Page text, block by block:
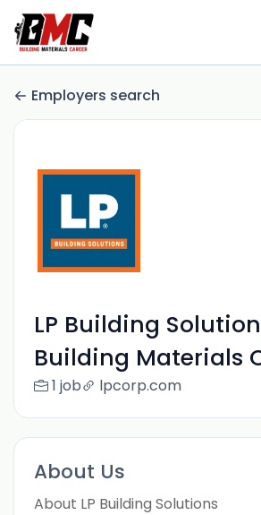
Employers search
LP Building
Building Materials
1 job lpcorp.com
About Us
About LP Building Solutions